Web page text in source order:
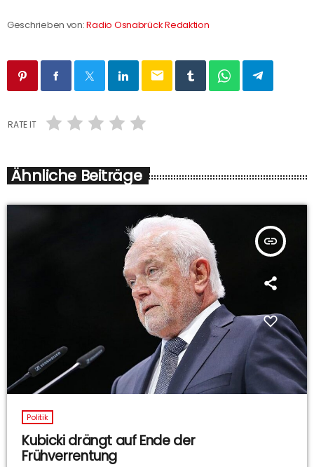
Geschrieben von:Radio Osnabrück Redaktion
email
RATE IT
Ähnliche Beiträge
insert_link
Politik
Kubicki drängt auf Ende der
Frühverrentung